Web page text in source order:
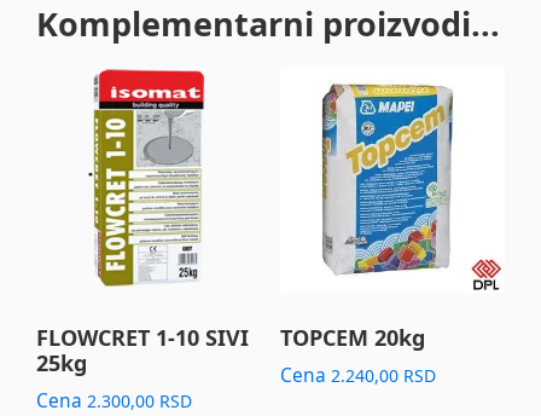
Komplementarni proizvodi...
FLOWCRET 1-10 SIVI
25kg
Cena 2.300,00 RSD
TOPCEM 20kg
Cena 2.240,00 RSD